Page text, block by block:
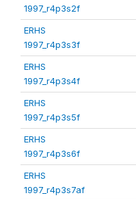
1997_r4p3s2f
ERHS
1997_r4p3s3f
ERHS
1997_r4p3s4f
ERHS
1997_r4p3s5f
ERHS
1997_r4p3s6f
ERHS
1997_r4p3s7af